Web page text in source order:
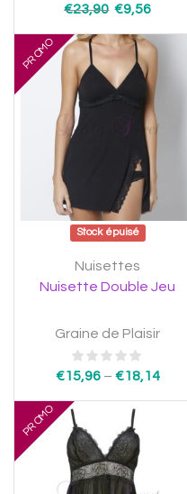
€23,90 €9,56
Stock épuisé
PROMO
Nuisettes
Nuisette Double Jeu
Graine de Plaisir
€15,96– €18,14
PROMO